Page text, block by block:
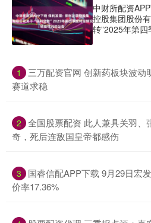
中财所配资
控股集团股份
转”2025年第
1
三万配资官网 创新药板块波动
赛道求稳
2 全国股票配资 此人兼具关羽、
奇，死后连敌国皇帝都感伤
3
国睿信配APP下载 9月29日宏
价率17.36%